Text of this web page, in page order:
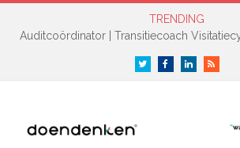
TRENDING
Twitter FacebookLinkedInRSS